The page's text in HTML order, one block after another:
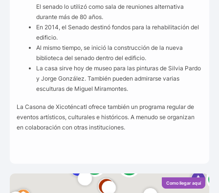
El senado lo utilizó como sala de reuniones alternativa
durante más de 80 años.
En 2014, el Senado destinó fondos para la rehabilitación del
edificio.
Al mismo tiempo, se inició la construcción de la nueva
biblioteca del senado dentro del edificio.
La casa sirve hoy de museo para las pinturas de Silvia Pardo
y Jorge González. También pueden admirarse varias
esculturas de Miguel Miramontes.
La Casona de Xicoténcatl ofrece también un programa regular de
eventos artísticos, culturales e históricos. A menudo se organizan
en colaboración con otras instituciones.
Como llegar aquí